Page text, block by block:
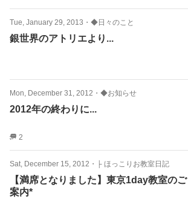
Tue, January 29, 2013 ・ ◆日々のこと
銀世界のアトリエより...
Mon, December 31, 2012 ・ ◆お知らせ
2012年の終わりに...
2
Sat, December 15, 2012 ・ ├ ほっこりお教室日記
【満席となりました】東京1day教室のご
案内*